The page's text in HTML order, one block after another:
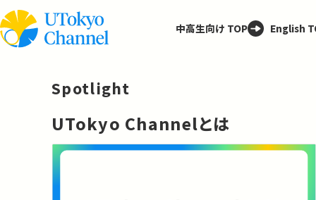
中高生向け TOP English
Spotlight
UTokyo Channelとは